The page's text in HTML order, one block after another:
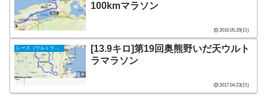
100kmマラソン
2016.05.29(日)
レース（ウルトラマラソン）
[13.9キロ]第19回奥熊野いだ天ウルト
ラマラソン
2017.04.23(日)